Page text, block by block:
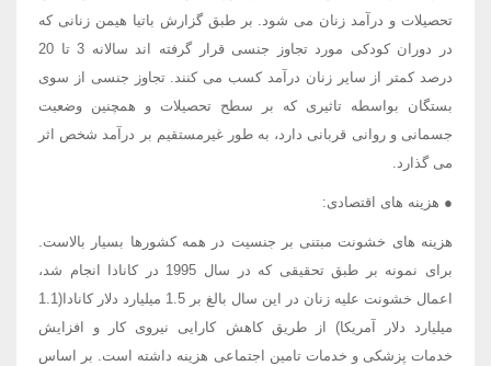
تحصیلات و درآمد زنان می شود. بر طبق گزارش باتیا هیمن زنانی که
در دوران کودکی مورد تجاوز جنسی قرار گرفته اند سالانه 3 تا 20
درصد کمتر از سایر زنان درآمد کسب می کنند. تجاوز جنسی از سوی
بستگان بواسطه تاثیری که بر سطح تحصیلات و همچنین وضعیت
جسمانی و روانی قربانی دارد، به طور غیرمستقیم بر درآمد شخص اثر
می گذارد.
● هزینه های اقتصادی:
هزینه های خشونت مبتنی بر جنسیت در همه کشورها بسیار بالاست.
برای نمونه بر طبق تحقیقی که در سال 1995 در کانادا انجام شد،
اعمال خشونت علیه زنان در این سال بالغ بر 1.5 میلیارد دلار کانادا(1.1
میلیارد دلار آمریکا) از طریق کاهش کارایی نیروی کار و افزایش
خدمات پزشکی و خدمات تامین اجتماعی هزینه داشته است. بر اساس